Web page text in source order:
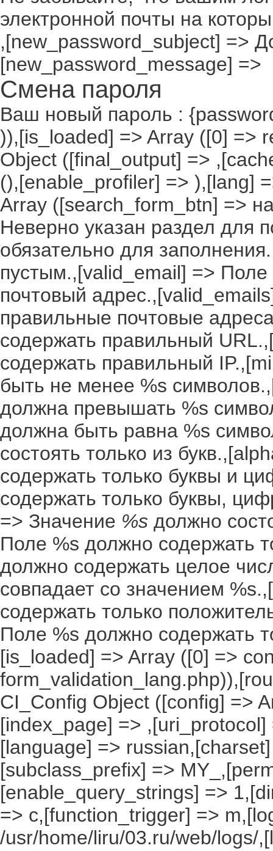
электронной почты на
,[new_password_subject] =>
[new_password_message] =>
Смена пароля
Ваш новый пароль :
)),[is_loaded] => Array ([0] =>
Object ([final_output] =>
(),[enable_profiler] => ),[lang]
Array ([search_form_btn] =>
Неверно указан раздел для
обязательно для
пустым.,[valid_email] =>
почтовый
правильные почтовые
содержать правильный
содержать правильный
быть не менее %s
должна превышать %s
должна быть равна %s
состоять только из
содержать только буквы и
содержать только буквы,
=> Значение %s должно
Поле %s должно содержать
должно содержать целое
совпадает со значением
содержать только
Поле %s должно содержать
[is_loaded] => Array ([0] =>
CI_Config Object ([config] =>
[index_page] =>
[language] =>
[subclass_prefix] =>
[enable_query_strings] =>
=> c,[function_trigger] =>
/usr/home/liru/03.ru/web/logs/